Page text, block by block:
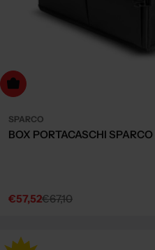
to cart
SPARCO
BOX PORTACASCHI
Sale
€57,52
Regular€67,10